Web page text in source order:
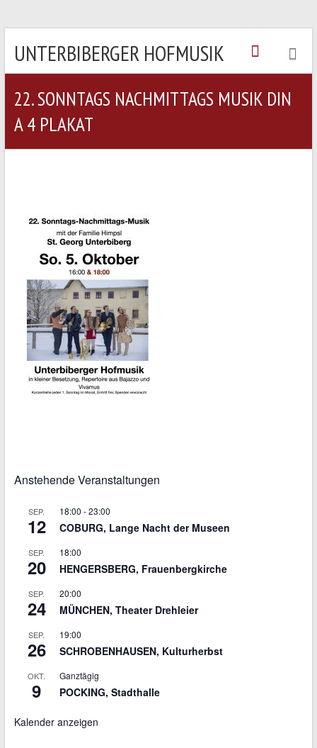
UNTERBIBERGER HOFMUSIK
22. SONNTAGS NACHMITTAGS MUSIK DIN
A 4 PLAKAT
Anstehende Veranstaltungen
SEP.
12
18:00 -23:00
COBURG, Lange Nacht der Museen
SEP.
20
18:00
HENGERSBERG, Frauenbergkirche
SEP.
24
20:00
MÜNCHEN, Theater Drehleier
SEP.
26
19:00
SCHROBENHAUSEN, Kulturherbst
OKT.
9
Ganztägig
POCKING, Stadthalle
Kalender anzeigen